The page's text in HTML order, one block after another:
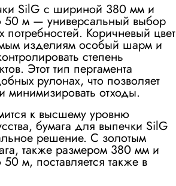
SilG с шириной 380 мм и
м — универсальный выбор
Коричневый цвет
изделиям особый шарм и
степень
Этот тип пергамента
рулонах, что позволяет
минимизировать отходы.
к высшему уровню
бумага для выпечки SilG
решение. С золотым
также размером 380 мм и
м, поставляется также в